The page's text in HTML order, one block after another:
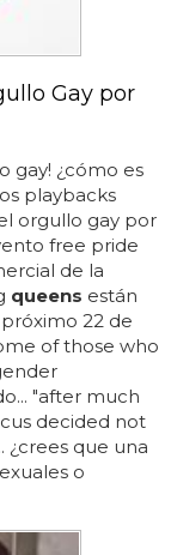
Gay por
gay! ¿cómo es
playbacks
orgullo gay por
free pride
de la
queens están
22 de
of those who
"after much
decided not
¿crees que una
o